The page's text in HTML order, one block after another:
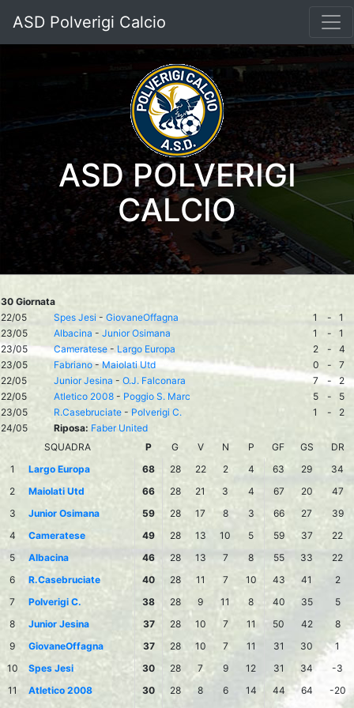
ASD Polverigi Calcio
ASD POLVERIGI
CALCIO
30 Giornata
22/05
Spes Jesi - GiovaneOffagna 1 -
1
23/05
Albacina - Junior Osimana 1 -
1
23/05
Cameratese - Largo Europa 2 -
4
23/05
Fabriano-Maiolati Utd 0 -
7
22/05
Junior Jesina - O.J. Falconara 7 -
2
22/05
Atletico 2008 - Poggio S. Marc 5 -
5
23/05
R.Casebruciate - Polverigi C. 1 -
2
24/05
Riposa: Faber United
SQUADRA
P G V N P GF GS
DR
1
Largo Europa 68 28 22 2 4 63 29
34
2
Maiolati Utd 66 28 21 3 4 67 20
47
3
Junior Osimana 59 28 17 8 3 66 27
39
4
Cameratese 49 28 13 10 5 59 37
22
5
Albacina 46 28 13 7 8 55 33
22
6
R.Casebruciate 40 28 11 7 10 43 41
2
7
Polverigi C. 38 28 9 11 8 40 35
5
8
Junior Jesina 37 28 10 7 11 50 42
8
9
GiovaneOffagna 37 28 10 7 11 31 30
1
10
Spes Jesi 30 28 7 9 12 31 34
-3
11
Atletico 2008 30 28 8 6 14 44 64
-20